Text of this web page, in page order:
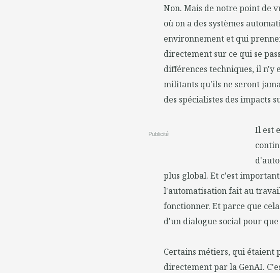
Non. Mais de notre point de
où on a des systèmes
environnement et qui
directement sur ce qui se
différences techniques, il n'y
militants qu'ils ne seront
des spécialistes des impacts
Publicité
Il est
plus global. Et c'est
l'automatisation fait au
fonctionner. Et parce que
d'un dialogue social pour
Certains métiers, qui étaient
directement par la GenAI.